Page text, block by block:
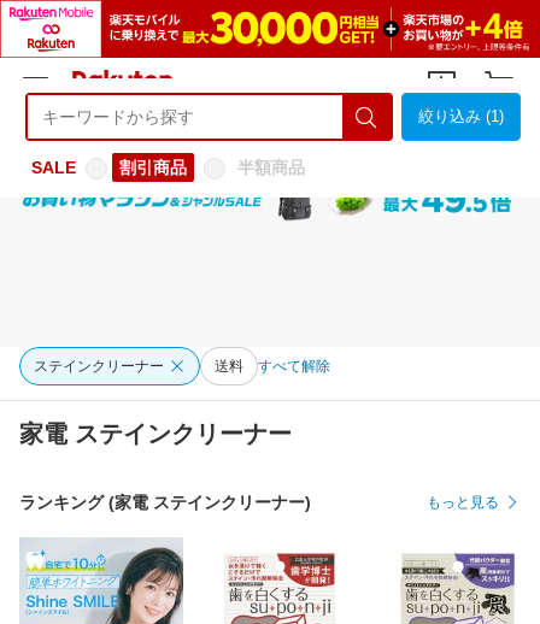
ようこそ 楽天市場へ ログイン
絞り込み (1)
SALE 割引商品 半額商品
ステインクリーナー 送料 すべて解除
家電 ステインクリーナー
ランキング (家電 ステインクリーナー) もっと見る